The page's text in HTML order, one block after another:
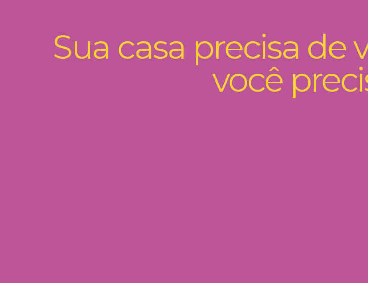
Sua casa precisa
você